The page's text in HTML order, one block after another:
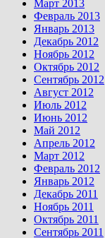
Март 2013
Февраль 2013
Январь 2013
Декабрь 2012
Ноябрь 2012
Октябрь 2012
Сентябрь 2012
Август 2012
Июль 2012
Июнь 2012
Май 2012
Апрель 2012
Март 2012
Февраль 2012
Январь 2012
Декабрь 2011
Ноябрь 2011
Октябрь 2011
Сентябрь 2011